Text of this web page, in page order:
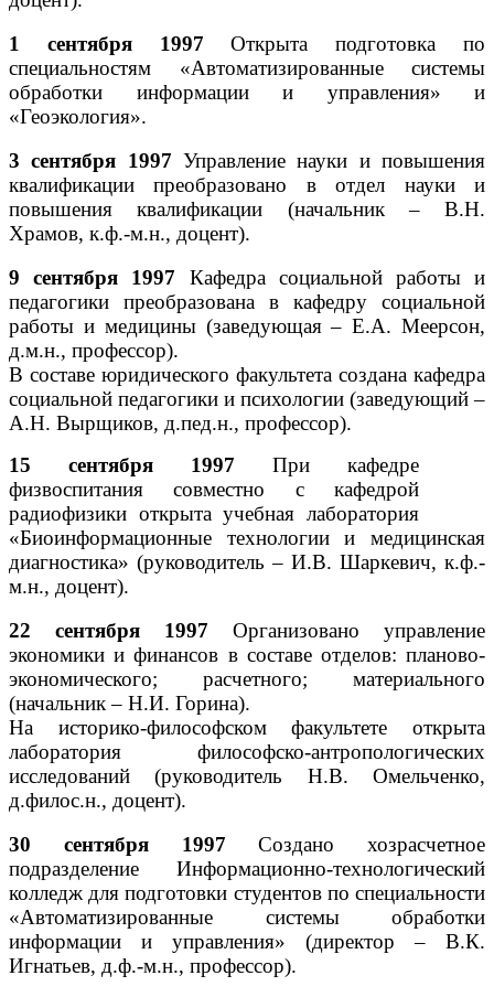
1 сентября 1997 Открыта подготовка по
специальностям «Автоматизированные системы
обработки информации и управления» и
«Геоэкология».
3 сентября 1997 Управление науки и повышения
квалификации преобразовано в отдел науки и
повышения квалификации (начальник – В.Н.
Храмов, к.ф.-м.н., доцент).
9 сентября 1997 Кафедра социальной работы и
педагогики преобразована в кафедру социальной
работы и медицины (заведующая – Е.А. Меерсон,
д.м.н., профессор).
В составе юридического факультета создана кафедра
социальной педагогики и психологии (заведующий –
А.Н. Вырщиков, д.пед.н., профессор).
15 сентября 1997 При кафедре
физвоспитания совместно с кафедрой
радиофизики открыта учебная лаборатория
«Биоинформационные технологии и медицинская
диагностика» (руководитель – И.В. Шаркевич, к.ф.-
м.н., доцент).
22 сентября 1997 Организовано управление
экономики и финансов в составе отделов: планово-
экономического; расчетного; материального
(начальник – Н.И. Горина).
На историко-философском факультете открыта
лаборатория философско-антропологических
исследований (руководитель Н.В. Омельченко,
д.филос.н., доцент).
30 сентября 1997 Создано хозрасчетное
подразделение Информационно-технологический
колледж для подготовки студентов по специальности
«Автоматизированные системы обработки
информации и управления» (директор – В.К.
Игнатьев, д.ф.-м.н., профессор).